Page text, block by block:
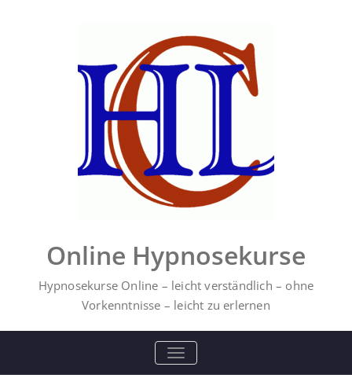
Online Hypnosekurse
Hypnosekurse Online – leicht verständlich – ohne
Vorkenntnisse – leicht zu erlernen
NAVIGATION UMSCHALTEN